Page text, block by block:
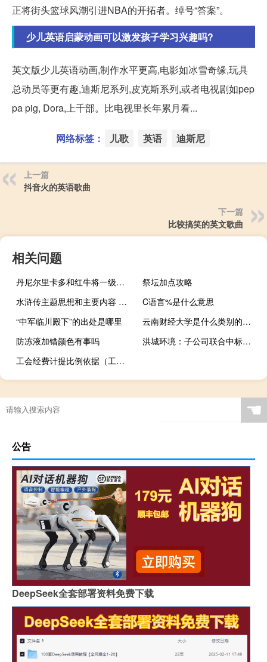
正将街头篮球风潮引进NBA的开拓者。绰号“答案”。
少儿英语启蒙动画可以激发孩子学习兴趣吗?
英文版少儿英语动画,制作水平更高,电影如冰雪奇缘,玩具
总动员等更有趣,迪斯尼系列,皮克斯系列,或者电视剧如pep
pa pig, Dora,上千部。比电视里长年累月看...
网络标签： 儿歌 英语 迪斯尼
上一篇
抖音火的英语歌曲
下一篇
比较搞笑的英文歌曲
相关问题
丹尼尔里卡多和红牛将一级方程式赛车带回纽博格林
祭坛加点攻略
水浒传主题思想和主要内容 水浒传的主要内容
C语言%是什么意思
“中军临川殿下”的出处是哪里
云南财经大学是什么类别的学校
防冻液加错颜色有事吗
洪城环境：子公司联合中标南昌县污水处理厂扩容等项目
工会经费计提比例依据（工会经费是如何计提 如何计算的 基数是哪里来的）
☚
公告
DeepSeek全套部署资料免费下载